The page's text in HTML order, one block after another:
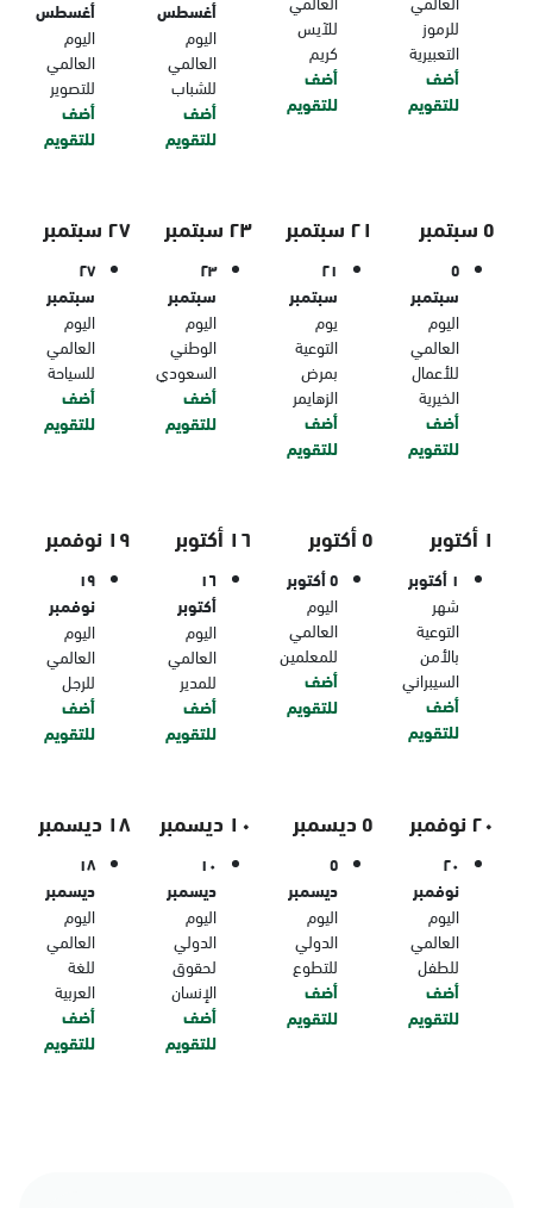
للرموز
التعبيرية
أضف
للتقويم
للآيس
كريم
أضف
للتقويم
أغسطس
اليوم
العالمي
للشباب
أضف
للتقويم
أغسطس
اليوم
العالمي
للتصوير
أضف
للتقويم
٥ سبتمبر
٥
سبتمبر
اليوم
العالمي
للأعمال
الخيرية
أضف
للتقويم
٢١ سبتمبر
٢١
سبتمبر
يوم
التوعية
بمرض
الزهايمر
أضف
للتقويم
٢٣ سبتمبر
٢٣
سبتمبر
اليوم
الوطني
السعودي
أضف
للتقويم
٢٧ سبتمبر
٢٧
سبتمبر
اليوم
العالمي
للسياحة
أضف
للتقويم
١ أكتوبر
١ أكتوبر
شهر
التوعية
بالأمن
السيبراني
أضف
للتقويم
٥ أكتوبر
٥ أكتوبر
اليوم
العالمي
للمعلمين
أضف
للتقويم
١٦ أكتوبر
١٦
أكتوبر
اليوم
العالمي
للمدير
أضف
للتقويم
١٩ نوفمبر
١٩
نوفمبر
اليوم
العالمي
للرجل
أضف
للتقويم
٢٠ نوفمبر
٢٠
نوفمبر
اليوم
العالمي
للطفل
أضف
للتقويم
٥ ديسمبر
٥
ديسمبر
اليوم
الدولي
للتطوع
أضف
للتقويم
١٠ ديسمبر
١٠
ديسمبر
اليوم
الدولي
لحقوق
الإنسان
أضف
للتقويم
١٨ ديسمبر
١٨
ديسمبر
اليوم
العالمي
للغة
العربية
أضف
للتقويم